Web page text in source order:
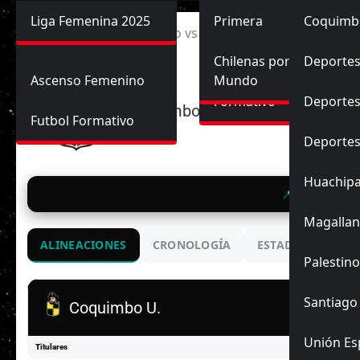
Sub-20
Sub-17
Futbol Nacional
Primera
Ascenso
Formativo
Futbol Internacional
Chilenas por el
Mundo
Palestino
Unión
Ascenso
Primera División
Femenina
Liga Femenina 2025
Ascenso Femenino
Futbol Formativo
Inicio Coquimbo Unido vs Deportes Recoleta
Coquimbo U.
📍 CD Las Rosas
ALINEACIONES CRONOLOGÍA ESTADIO
Coquimbo U.
Titulares